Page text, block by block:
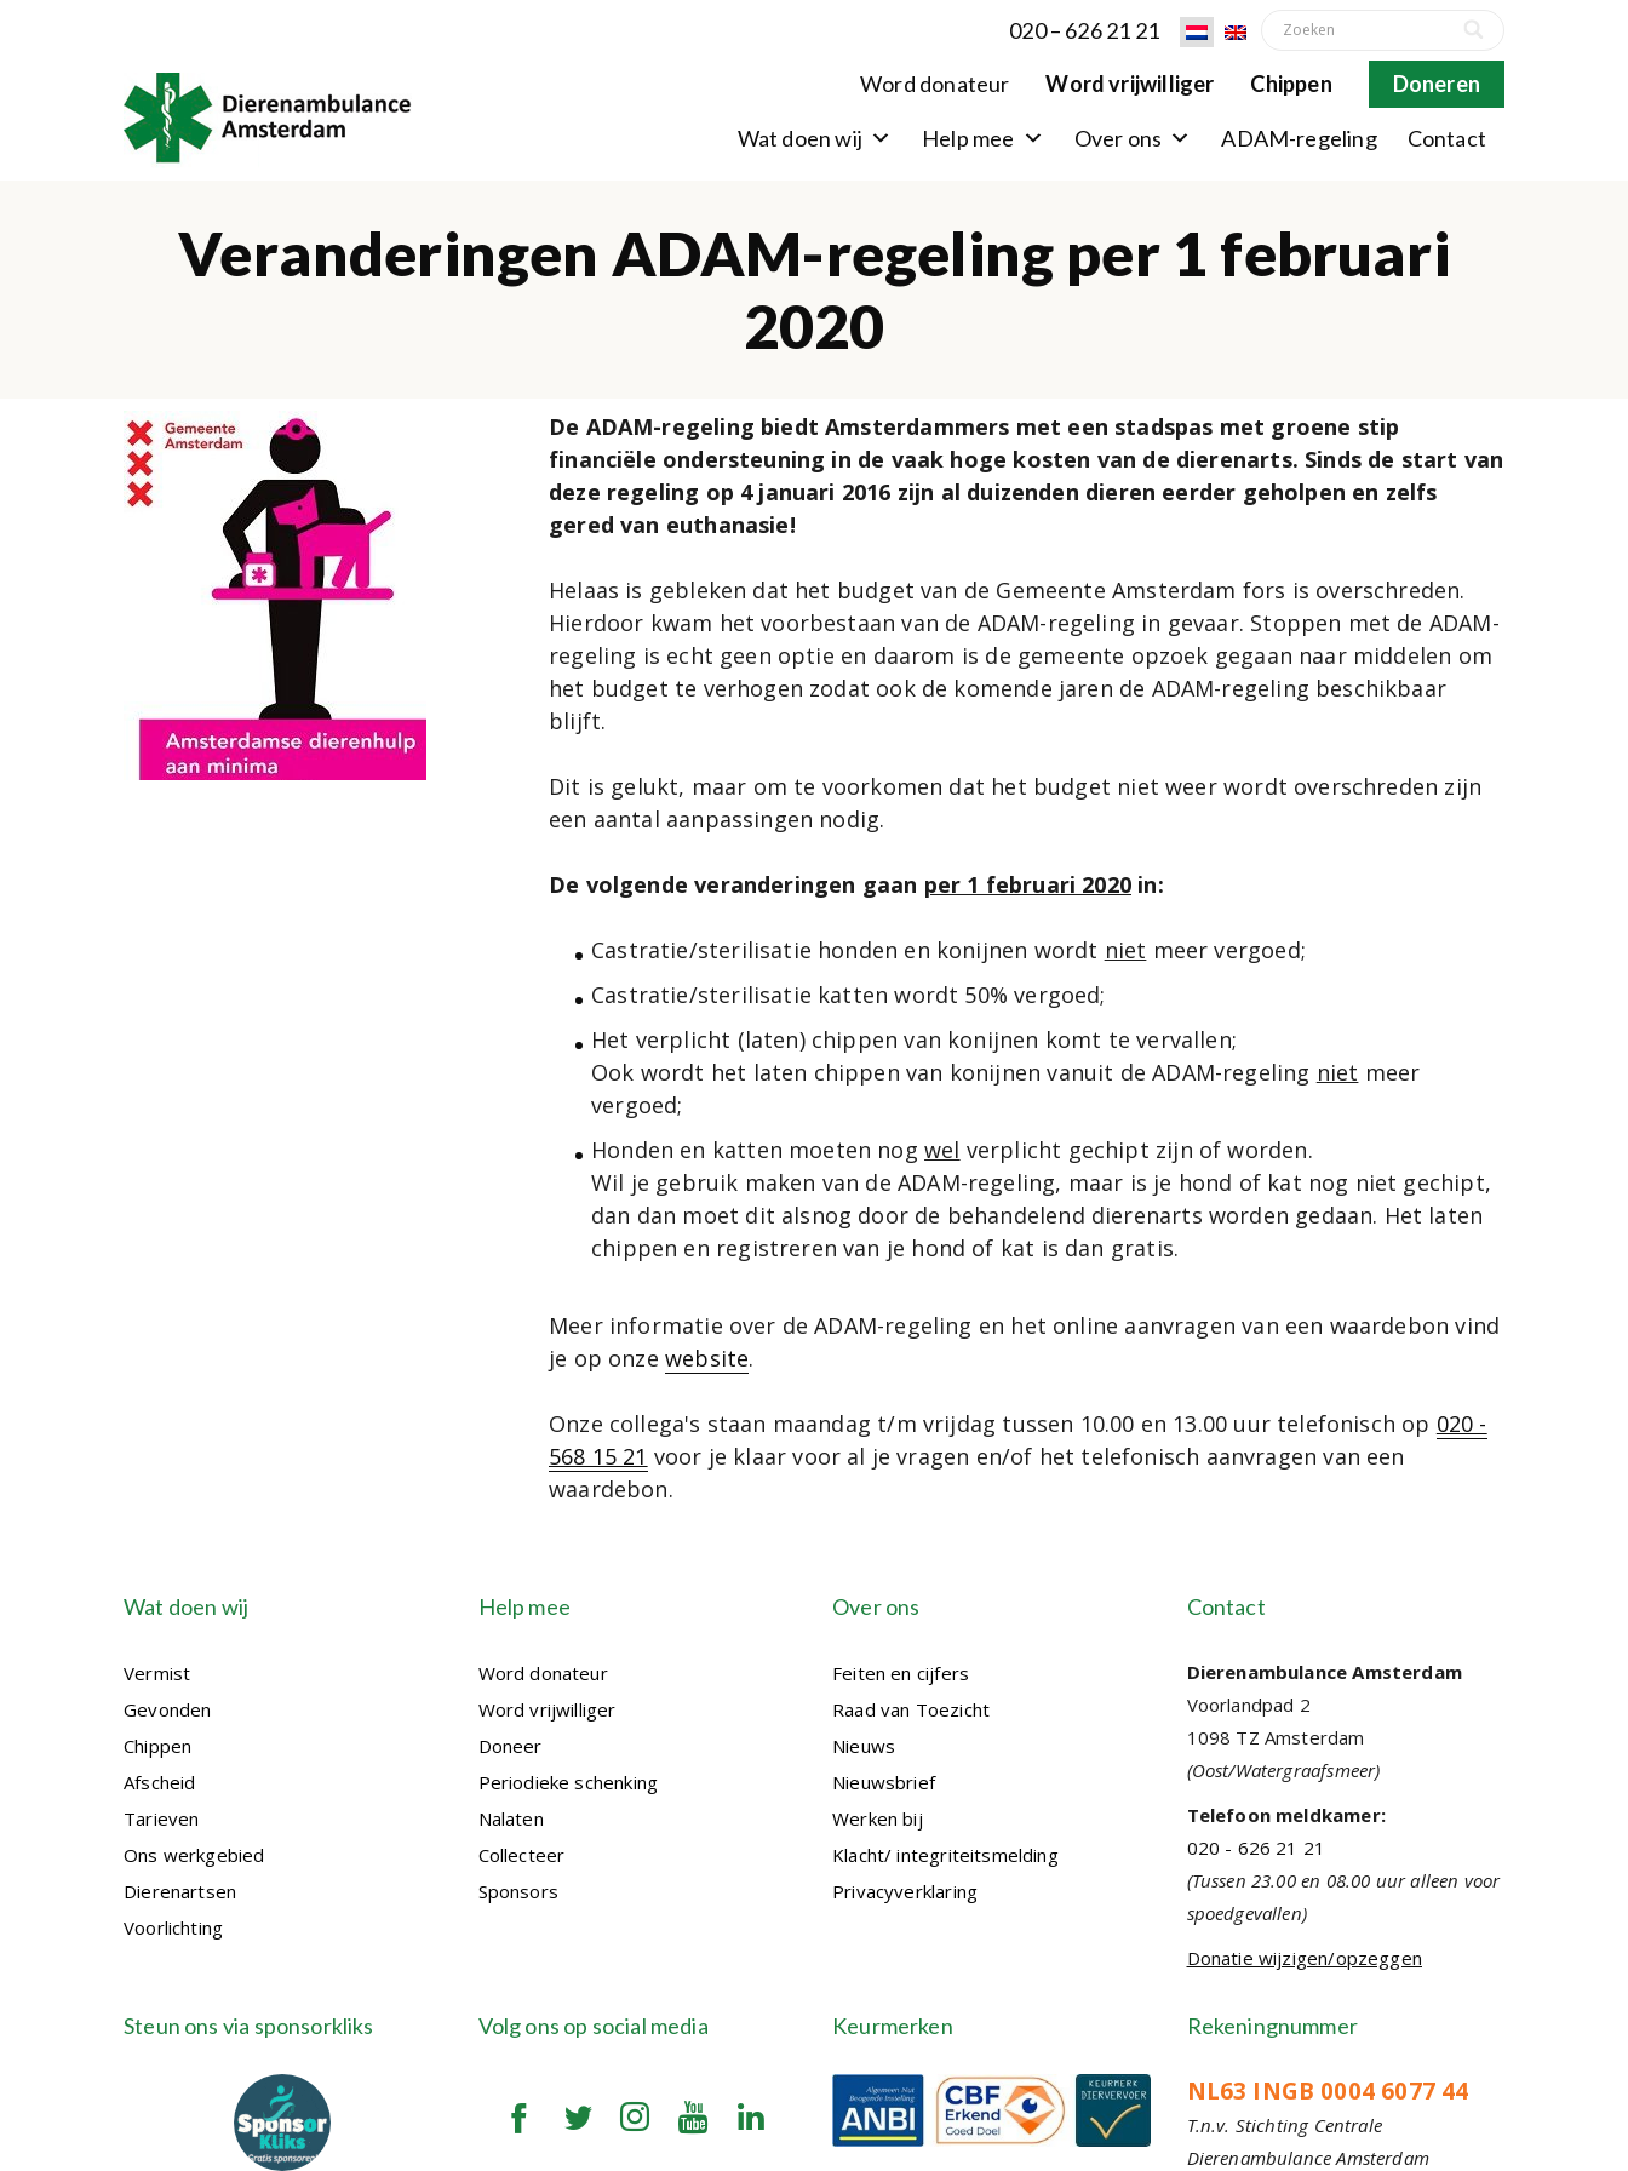
020 – 626 21 21
Word donateur
Word vrijwilliger Chippen Doneren
Wat doen wij Help mee Over ons ADAM-regeling Contact
Veranderingen ADAM-regeling per 1 februari
2020
De ADAM-regeling biedt Amsterdammers met een stadspas met groene stip
financiële ondersteuning in de vaak hoge kosten van de dierenarts. Sinds de start van
deze regeling op 4 januari 2016 zijn al duizenden dieren eerder geholpen en zelfs
gered van euthanasie!
Helaas is gebleken dat het budget van de Gemeente Amsterdam​ fors is overschreden.
Hierdoor kwam het voorbestaan van de ADAM-regeling in gevaar. Stoppen met de ADAM-
regeling is echt geen optie en daarom is de gemeente opzoek gegaan naar middelen om
het budget te verhogen zodat ook de komende jaren de ADAM-regeling beschikbaar
blijft.
Dit is gelukt, maar om te voorkomen dat het budget niet weer wordt overschreden zijn
een aantal aanpassingen nodig.
De volgende veranderingen gaan per 1 februari 2020 in:
Castratie/sterilisatie honden en konijnen wordt niet meer vergoed;
Castratie/sterilisatie katten wordt 50% vergoed;
Het verplicht (laten) chippen van konijnen komt te vervallen;
Ook wordt het laten chippen van konijnen vanuit de ADAM-regeling niet meer
vergoed;
Honden en katten moeten nogwel verplicht gechipt zijn of worden.
Wil je gebruik maken van de ADAM-regeling, maar is je hond of kat nog niet gechipt,
dan dan moet dit alsnog door de behandelend dierenarts worden gedaan. Het laten
chippen en registreren van je hond of kat is dan gratis.
Meer informatie over de ADAM-regeling en het online aanvragen van een waardebon vind
je op onze website.
Onze collega's staan maandag t/m vrijdag tussen 10.00 en 13.00 uur telefonisch op 020 -
568 15 21 voor je klaar voor al je vragen en/of het telefonisch aanvragen van een
waardebon.
Wat doen wij
Vermist
Gevonden
Chippen
Afscheid
Tarieven
Ons werkgebied
Dierenartsen
Voorlichting
Help mee
Word donateur
Word vrijwilliger
Doneer
Periodieke schenking
Nalaten
Collecteer
Sponsors
Over ons
Feiten en cijfers
Raad van Toezicht
Nieuws
Nieuwsbrief
Werken bij
Klacht/ integriteitsmelding
Privacyverklaring
Contact
Dierenambulance Amsterdam
Voorlandpad 2
1098 TZ Amsterdam
(Oost/Watergraafsmeer)
Telefoon meldkamer:
020 - 626 21 21
(Tussen 23.00 en 08.00 uur alleen voor
spoedgevallen)
Donatie wijzigen/opzeggen
Steun ons via sponsorkliks Volg ons op social media Keurmerken Rekeningnummer
NL63 INGB 0004 6077 44
T.n.v. Stichting Centrale
Dierenambulance Amsterdam